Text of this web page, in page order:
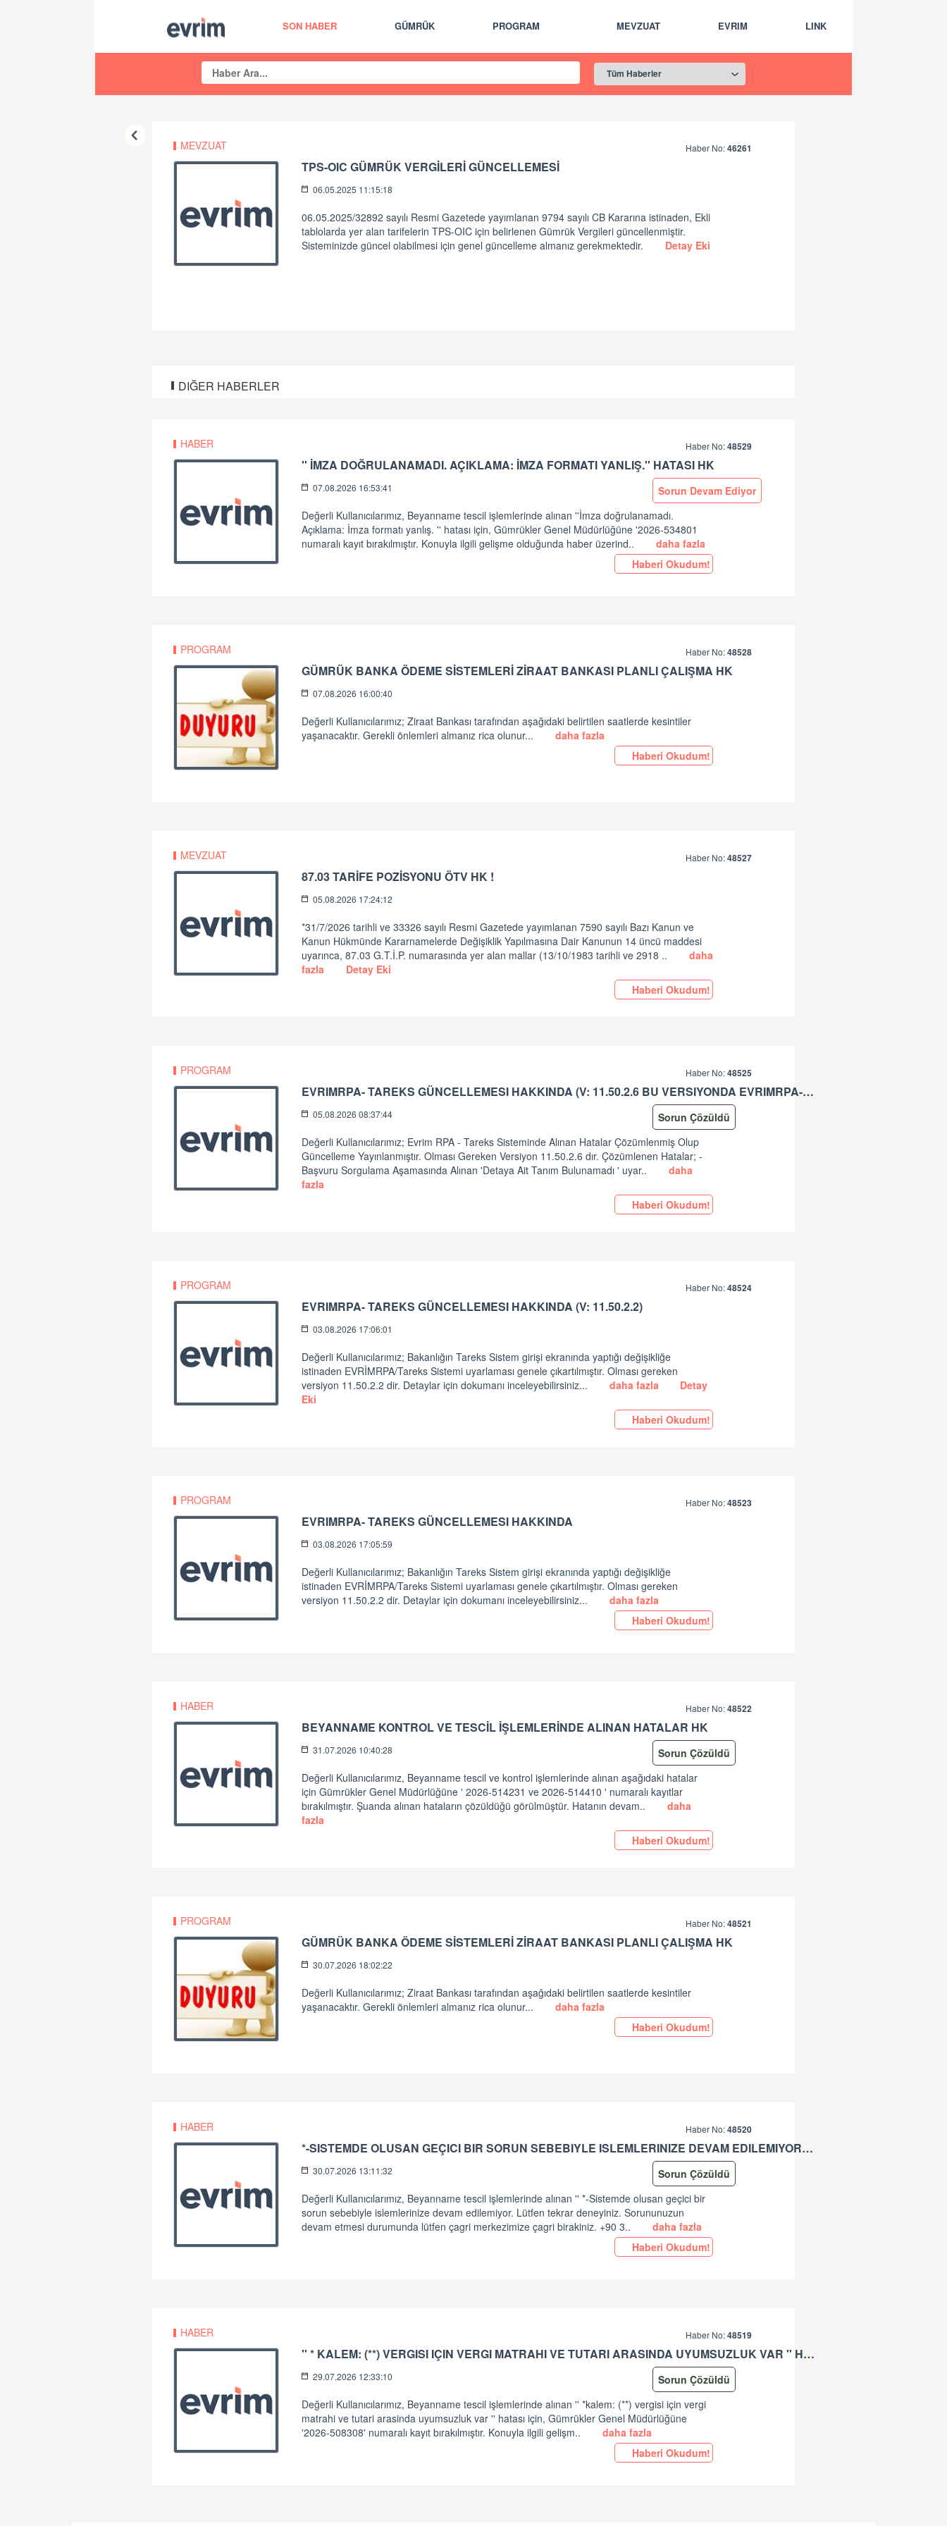
SON HABER GÜMRÜK PROGRAM MEVZUAT EVRIM LINK
MEVZUAT Haber No:46261
TPS-OIC GÜMRÜK VERGİLERİ GÜNCELLEMESİ
06.05.2025 11:15:18
06.05.2025/32892 sayılı Resmi Gazetede yayımlanan 9794 sayılı CB Kararına istinaden, Ekli
tablolarda yer alan tarifelerin TPS-OIC için belirlenen Gümrük Vergileri güncellenmiştir.
Sisteminizde güncel olabilmesi için genel güncelleme almanız gerekmektedir.
Detay Eki
DIĞER HABERLER
HABER Haber No:48529
'' İMZA DOĞRULANAMADI. AÇIKLAMA: İMZA FORMATI YANLIŞ.'' HATASI HK
07.08.2026 16:53:41
Sorun Devam Ediyor
Değerli Kullanıcılarımız, Beyanname tescil işlemlerinde alınan ''İmza doğrulanamadı.
Açıklama: İmza formatı yanlış. '' hatası için, Gümrükler Genel Müdürlüğüne '2026-534801
numaralı kayıt bırakılmıştır. Konuyla ilgili gelişme olduğunda haber üzerind..
daha fazla
Haberi Okudum!
PROGRAM Haber No:48528
GÜMRÜK BANKA ÖDEME SİSTEMLERİ ZİRAAT BANKASI PLANLI ÇALIŞMA HK
07.08.2026 16:00:40
Değerli Kullanıcılarımız; Ziraat Bankası tarafından aşağıdaki belirtilen saatlerde kesintiler
yaşanacaktır. Gerekli önlemleri almanız rica olunur...
daha fazla
Haberi Okudum!
MEVZUAT Haber No:48527
87.03 TARİFE POZİSYONU ÖTV HK !
05.08.2026 17:24:12
*31/7/2026 tarihli ve 33326 sayılı Resmi Gazetede yayımlanan 7590 sayılı Bazı Kanun ve
Kanun Hükmünde Kararnamelerde Değişiklik Yapılmasına Dair Kanunun 14 üncü maddesi
uyarınca, 87.03 G.T.İ.P. numarasında yer alan mallar (13/10/1983 tarihli ve 2918 ..
daha
fazla
Detay Eki
Haberi Okudum!
PROGRAM Haber No:48525
EVRIMRPA- TAREKS GÜNCELLEMESI HAKKINDA (V: 11.50.2.6 BU VERSIYONDA EVRIMRPA- TAREKS MODULÜNDE GÜNCELLEME YAPILMIŞTIR. )
05.08.2026 08:37:44
Sorun Çözüldü
Değerli Kullanıcılarımız; Evrim RPA - Tareks Sisteminde Alınan Hatalar Çözümlenmiş Olup
Güncelleme Yayınlanmıştır. Olması Gereken Versiyon 11.50.2.6 dır. Çözümlenen Hatalar; -
Başvuru Sorgulama Aşamasında Alınan 'Detaya Ait Tanım Bulunamadı ' uyar..
daha
fazla
Haberi Okudum!
PROGRAM Haber No:48524
EVRIMRPA- TAREKS GÜNCELLEMESI HAKKINDA (V: 11.50.2.2)
03.08.2026 17:06:01
Değerli Kullanıcılarımız; Bakanlığın Tareks Sistem girişi ekranında yaptığı değişikliğe
istinaden EVRİMRPA/Tareks Sistemi uyarlaması genele çıkartılmıştır. Olması gereken
versiyon 11.50.2.2 dir. Detaylar için dokumanı inceleyebilirsiniz...
daha fazla
Detay
Eki
Haberi Okudum!
PROGRAM Haber No:48523
EVRIMRPA- TAREKS GÜNCELLEMESI HAKKINDA
03.08.2026 17:05:59
Değerli Kullanıcılarımız; Bakanlığın Tareks Sistem girişi ekranında yaptığı değişikliğe
istinaden EVRİMRPA/Tareks Sistemi uyarlaması genele çıkartılmıştır. Olması gereken
versiyon 11.50.2.2 dir. Detaylar için dokumanı inceleyebilirsiniz...
daha fazla
Haberi Okudum!
HABER Haber No:48522
BEYANNAME KONTROL VE TESCİL İŞLEMLERİNDE ALINAN HATALAR HK
31.07.2026 10:40:28
Sorun Çözüldü
Değerli Kullanıcılarımız, Beyanname tescil ve kontrol işlemlerinde alınan aşağıdaki hatalar
için Gümrükler Genel Müdürlüğüne ' 2026-514231 ve 2026-514410 ' numaralı kayıtlar
bırakılmıştır. Şuanda alınan hataların çözüldüğü görülmüştür. Hatanın devam..
daha
fazla
Haberi Okudum!
PROGRAM Haber No:48521
GÜMRÜK BANKA ÖDEME SİSTEMLERİ ZİRAAT BANKASI PLANLI ÇALIŞMA HK
30.07.2026 18:02:22
Değerli Kullanıcılarımız; Ziraat Bankası tarafından aşağıdaki belirtilen saatlerde kesintiler
yaşanacaktır. Gerekli önlemleri almanız rica olunur...
daha fazla
Haberi Okudum!
HABER Haber No:48520
*-SISTEMDE OLUSAN GEÇICI BIR SORUN SEBEBIYLE ISLEMLERINIZE DEVAM EDILEMIYOR. LÜTFEN TEKRAR DENEYINIZ. SORUNUNUZUN DEVAM ETMESI DURUMUNDA LÜTFEN ÇAGRI MERKEZIMIZE ÇAGRI BIRAKINIZ. +90 312 444 84 82 '' HATASI HK
30.07.2026 13:11:32
Sorun Çözüldü
Değerli Kullanıcılarımız, Beyanname tescil işlemlerinde alınan '' *-Sistemde olusan geçici bir
sorun sebebiyle islemlerinize devam edilemiyor. Lütfen tekrar deneyiniz. Sorununuzun
devam etmesi durumunda lütfen çagri merkezimize çagri birakiniz. +90 3..
daha fazla
Haberi Okudum!
HABER Haber No:48519
'' * KALEM: (**) VERGISI IÇIN VERGI MATRAHI VE TUTARI ARASINDA UYUMSUZLUK VAR '' HATASI HK
29.07.2026 12:33:10
Sorun Çözüldü
Değerli Kullanıcılarımız, Beyanname tescil işlemlerinde alınan '' *kalem: (**) vergisi için vergi
matrahi ve tutari arasinda uyumsuzluk var '' hatası için, Gümrükler Genel Müdürlüğüne
'2026-508308' numaralı kayıt bırakılmıştır. Konuyla ilgili gelişm..
daha fazla
Haberi Okudum!